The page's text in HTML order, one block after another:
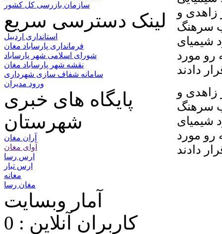
زاهدی و
سرهنگ
شیمیای
رو مورد
زاهدی و
سرهنگ
شیمیای
رو مورد
سازمان بازرسی کل کشور
لینک دسترسی سریع
استانداری اردبیل
فرمانداری پارساباد مغان
شورای اسلامی شهر پارساباد
نقشه شهر پارساباد مغان
سامانه شفاف سازی شهرداری
ورود مدیران
پایگاه های خبری
شهرستان
آران مغان
آوای مغان
ارس رسا
ارس تبار
مغانه
مغان رسا
آمار وبسایت
کاربران آنلاین : 0